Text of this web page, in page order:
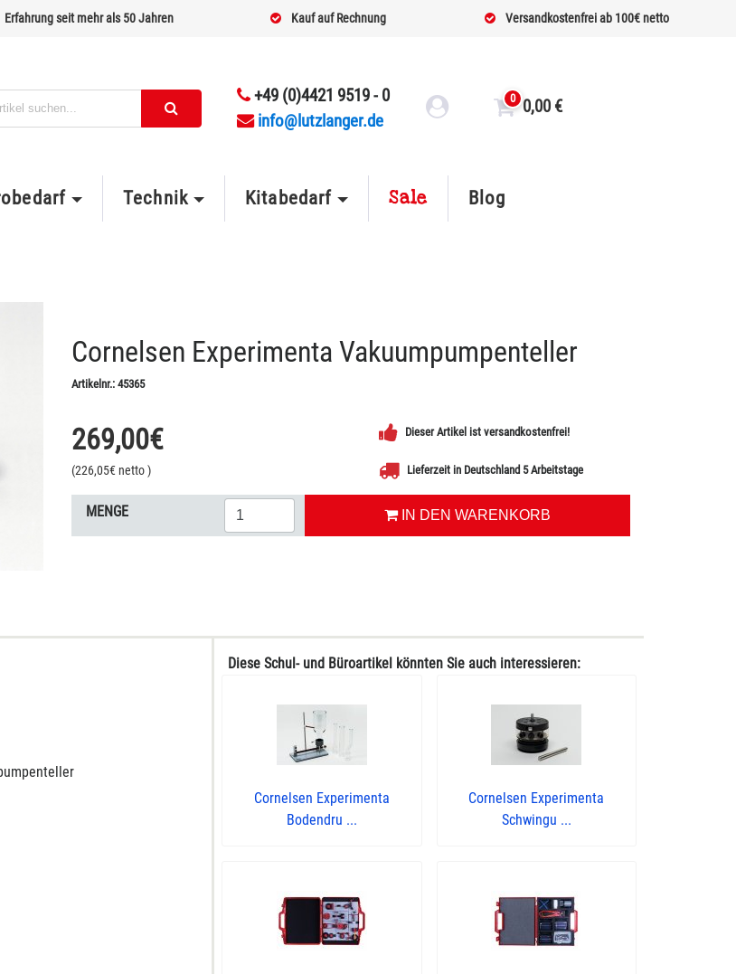
Erfahrung seit mehr als 50 Jahren Kauf auf Rechnung Versandkostenfrei ab 100€ netto
+49 (0)4421 9519 - 0
info@lutzlanger.de
0 0,00 €
Technik Kitabedarf Sale Blog
Cornelsen Experimenta Vakuumpumpenteller
Artikelnr.: 45365
269,00€
(226,05€ netto)
Dieser Artikel ist versandkostenfrei!
Lieferzeit in Deutschland 5 Arbeitstage
MENGE IN DEN WARENKORB
Diese Schul- und Büroartikel könnten Sie auch interessieren:
Cornelsen Experimenta
Bodendru ...
Cornelsen Experimenta
Schwingu ...